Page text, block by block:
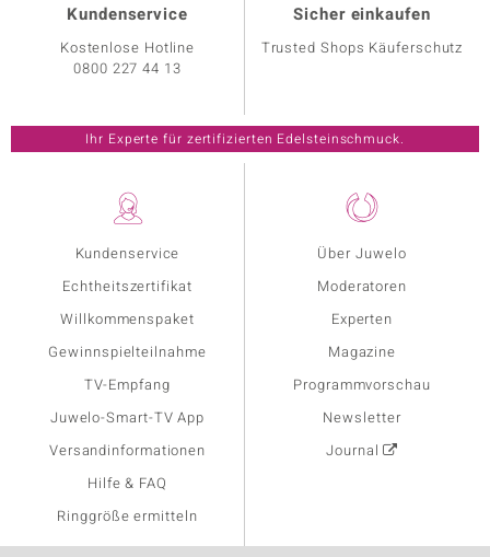
Kundenservice
Echtheitszertifikat
Willkommenspaket
Gewinnspielteilnahme
TV-Empfang
Juwelo-Smart-TV App
Versandinformationen
Hilfe & FAQ
Ringgröße ermitteln
Über Juwelo
Moderatoren
Experten
Magazine
Programmvorschau
Newsletter
Journal
Kundenservice
Kostenlose Hotline
0800 227 44 13
Sicher einkaufen
Trusted Shops Käuferschutz
Ihr Experte für zertifizierten Edelsteinschmuck.